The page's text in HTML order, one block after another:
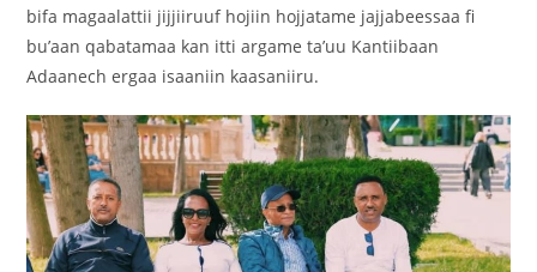
bifa magaalattii jijjiiruuf hojiin hojjatame jajjabeessaa fi
bu’aan qabatamaa kan itti argame ta’uu Kantiibaan
Adaanech ergaa isaaniin kaasaniiru.